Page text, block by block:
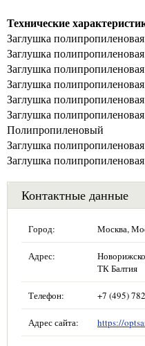
Технические
Заглушка
Заглушка
Заглушка
Заглушка
Заглушка
Заглушка
Полипропиленовый
Заглушка
Заглушка
Контактные данные
Город: Москва,
Адрес:
ТК Балтия
Телефон: +7 (495)
Адрес сайта: https://